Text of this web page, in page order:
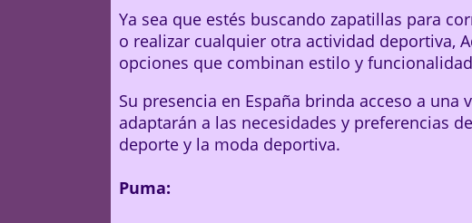
Ya sea que estés buscando zapatillas para
o realizar cualquier otra actividad deportiva,
opciones que combinan estilo y
Su presencia en España brinda acceso a
adaptarán a las necesidades y preferencias
deporte y la moda deportiva.
Puma: